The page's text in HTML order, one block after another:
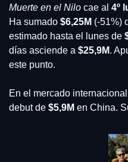
Muerte en el Nilo cae al 4º
Ha sumado $6,25M (-51%)
estimado hasta el lunes de
días asciende a $25,9M.
este punto.
En el mercado
debut de $5,9M en China.